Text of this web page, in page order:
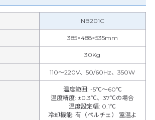
NB201C
385×488×535mm
30Kg
110～220V、50/60Hz、350W
温度範囲: -5℃～60℃
温度精度: ±0.3℃、37℃の場合
温度設定幅: 0.1℃
冷却機能: 有（ペルチェ） 室温よ